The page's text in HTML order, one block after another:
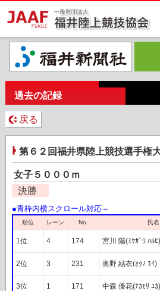
過去の記録
戻る
第６２回福井県陸上競技選手権
女子５０００ｍ
決勝
順位 レーン No. 氏名
1位 4 174 宮川 陽(ﾐﾔｶﾞﾜ ﾊﾙﾋ)
2位 3 231 奥野 結衣(ｵｸﾉ ﾕｲ)
3位 1 171 中森 優花(ﾅｶﾓﾘ ﾕｶ)